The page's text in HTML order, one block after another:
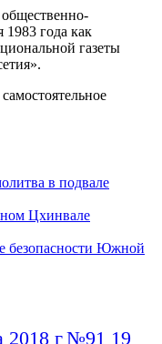
1983 года как
газеты
в подвале
Цхинвале
безопасности Южной
2018 г№91 19